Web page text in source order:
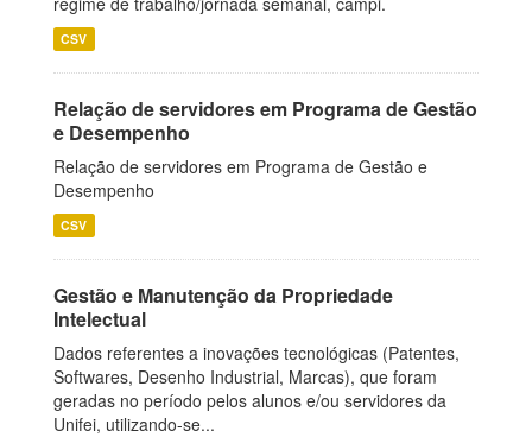
CSV
Relação de servidores em Programa de Gestão
e Desempenho
Relação de servidores em Programa de Gestão e
Desempenho
CSV
Gestão e Manutenção da Propriedade
Intelectual
Dados referentes a inovações tecnológicas (Patentes,
Softwares, Desenho Industrial, Marcas), que foram
geradas no período pelos alunos e/ou servidores da
Unifei, utilizando-se...